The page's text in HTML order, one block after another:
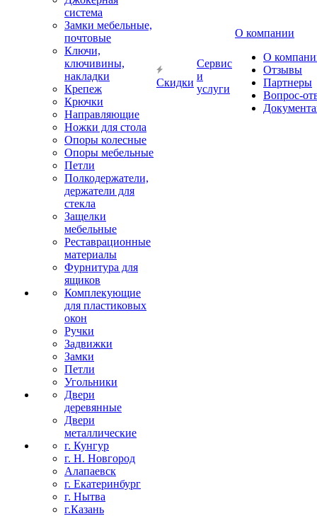
система
Замки мебельные,
почтовые
Ключи,
ключивины,
накладки
Крепеж
Крючки
Направляющие
Ножки для стола
Опоры колесные
Опоры мебельные
Петли
Полкодержатели,
держатели для
стекла
Защелки
мебельные
Реставрационные
материалы
Фурнитура для
ящиков
Комплекующие
для пластиковых
окон
Ручки
Задвижки
Замки
Петли
Угольники
Двери
деревянные
Двери
металлические
г. Кунгур
г. Н. Новгород
Алапаевск
г. Екатеринбург
г. Нытва
г.Казань
Скидки
Сервис
и
услуги
О компании
О
Отзывы
Партнеры
Вопрос-